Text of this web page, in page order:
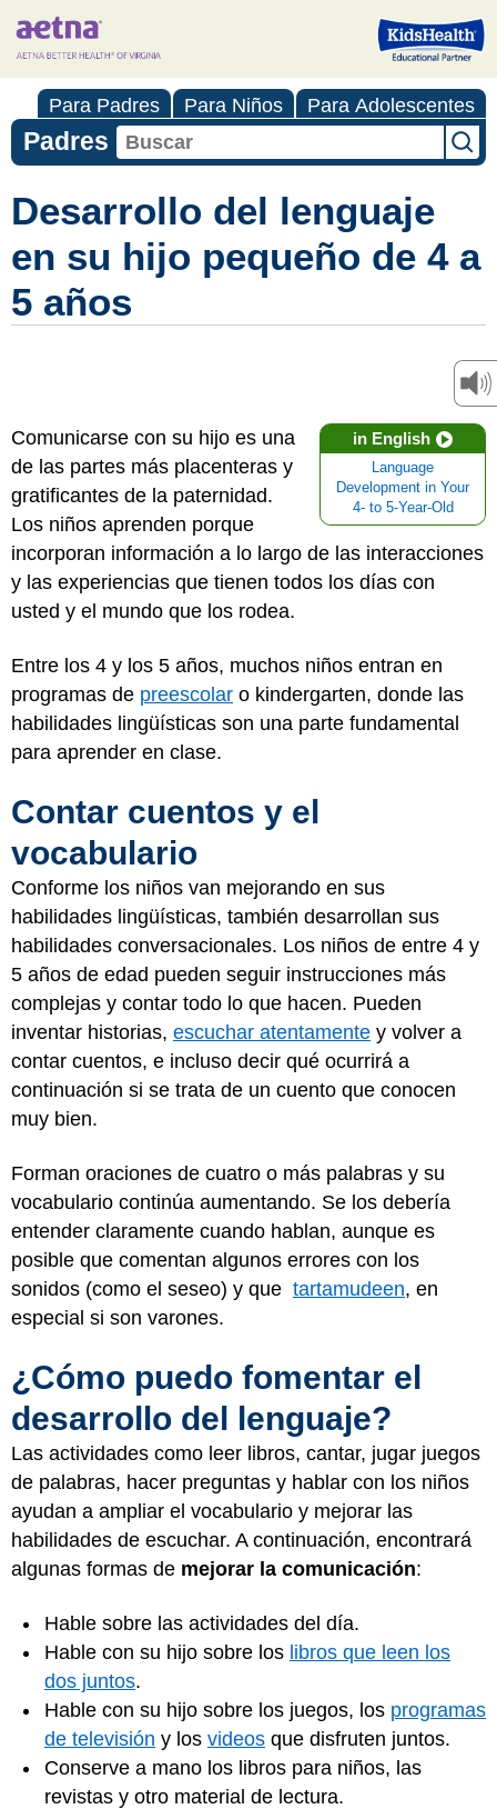
Para Padres Para Niños Para Adolescentes
Padres
Desarrollo del lenguaje
en su hijo pequeño de 4 a
5 años
in English
Language
Development in Your
4- to 5-Year-Old
Comunicarse con su hijo es una
de las partes más placenteras y
gratificantes de la paternidad.
Los niños aprenden porque
incorporan información a lo largo de las interacciones
y las experiencias que tienen todos los días con
usted y el mundo que los rodea.
Entre los 4 y los 5 años, muchos niños entran en
programas de preescolar o kindergarten, donde las
habilidades lingüísticas son una parte fundamental
para aprender en clase.
Contar cuentos y el
vocabulario
Conforme los niños van mejorando en sus
habilidades lingüísticas, también desarrollan sus
habilidades conversacionales. Los niños de entre 4 y
5 años de edad pueden seguir instrucciones más
complejas y contar todo lo que hacen. Pueden
inventar historias, escuchar atentamente y volver a
contar cuentos, e incluso decir qué ocurrirá a
continuación si se trata de un cuento que conocen
muy bien.
Forman oraciones de cuatro o más palabras y su
vocabulario continúa aumentando. Se los debería
entender claramente cuando hablan, aunque es
posible que comentan algunos errores con los
sonidos (como el seseo) y que tartamudeen, en
especial si son varones.
¿Cómo puedo fomentar el
desarrollo del lenguaje?
Las actividades como leer libros, cantar, jugar juegos
de palabras, hacer preguntas y hablar con los niños
ayudan a ampliar el vocabulario y mejorar las
habilidades de escuchar. A continuación, encontrará
algunas formas de mejorar la comunicación:
Hable sobre las actividades del día.
Hable con su hijo sobre los libros que leen los
dos juntos.
Hable con su hijo sobre los juegos, los programas
de televisión y los videos que disfruten juntos.
Conserve a mano los libros para niños, las
revistas y otro material de lectura.